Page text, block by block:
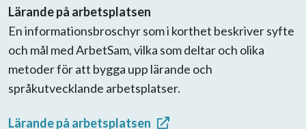
Lärande på arbetsplatsen
En informationsbroschyr som i korthet beskriver syfte
och mål med ArbetSam, vilka som deltar och olika
metoder för att bygga upp lärande och
språkutvecklande arbetsplatser.
Lärande på arbetsplatsen